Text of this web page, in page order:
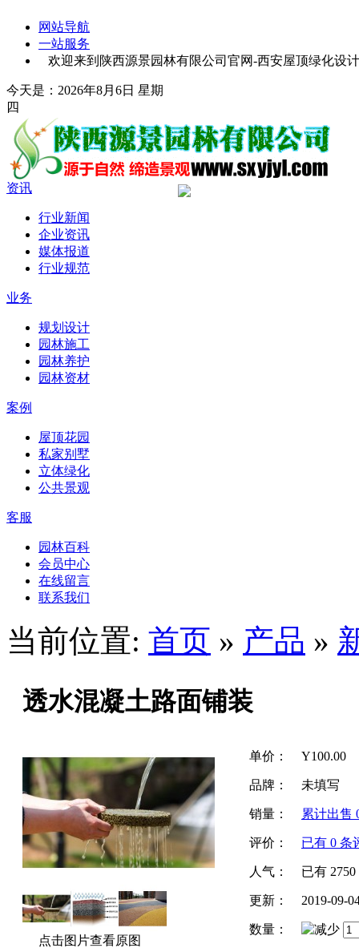
网站导航
一站服务
欢迎来到陕西源景园林有限公司官网-西安屋顶绿化设
今天是：2026年8月6日 星期
四
资讯
行业新闻
企业资讯
媒体报道
行业规范
业务
规划设计
园林施工
园林养护
园林资材
案例
屋顶花园
私家别墅
立体绿化
公共景观
客服
园林百科
会员中心
在线留言
联系我们
当前位置: 首页 » 产品 »
透水混凝土路面铺装
点击图片查看原图
单价： Y100.00
品牌： 未填写
销量： 累计出售
评价： 已有 0 条
人气： 已有 2750
更新： 2019-09-
数量：